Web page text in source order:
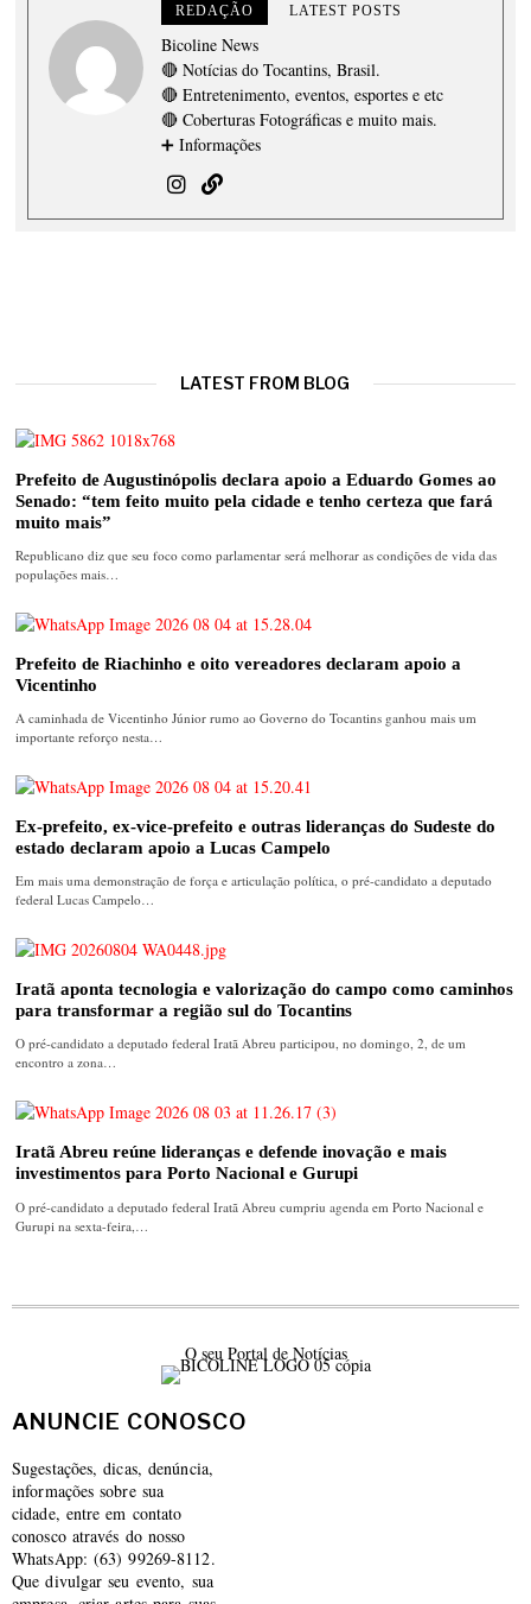
REDAÇÃO LATEST POSTS
Bicoline News
🔴 Notícias do Tocantins, Brasil.
🔴 Entretenimento, eventos, esportes e etc
🔴 Coberturas Fotográficas e muito mais.
➕ Informações
LATEST FROM BLOG
Prefeito de Augustinópolis declara apoio a Eduardo Gomes ao
Senado: “tem feito muito pela cidade e tenho certeza que fará
muito mais”
Republicano diz que seu foco como parlamentar será melhorar as condições de vida das
populações mais…
Prefeito de Riachinho e oito vereadores declaram apoio a
Vicentinho
A caminhada de Vicentinho Júnior rumo ao Governo do Tocantins ganhou mais um
importante reforço nesta…
Ex-prefeito, ex-vice-prefeito e outras lideranças do Sudeste do
estado declaram apoio a Lucas Campelo
Em mais uma demonstração de força e articulação política, o pré-candidato a deputado
federal Lucas Campelo…
Iratã aponta tecnologia e valorização do campo como caminhos
para transformar a região sul do Tocantins
O pré-candidato a deputado federal Iratã Abreu participou, no domingo, 2, de um
encontro a zona…
Iratã Abreu reúne lideranças e defende inovação e mais
investimentos para Porto Nacional e Gurupi
O pré-candidato a deputado federal Iratã Abreu cumpriu agenda em Porto Nacional e
Gurupi na sexta-feira,…
O seu Portal de Notícias
ANUNCIE CONOSCO
Sugestações, dicas, denúncia,
informações sobre sua
cidade, entre em contato
conosco através do nosso
WhatsApp: (63) 99269-8112.
Que divulgar seu evento, sua